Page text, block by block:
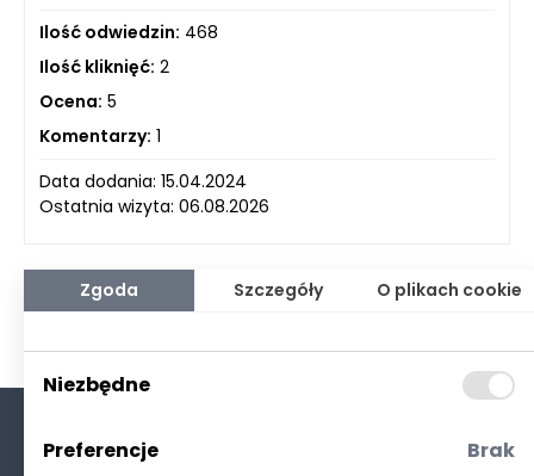
Ilość odwiedzin: 468
Ilość kliknięć: 2
Ocena: 5
Komentarzy: 1
Data dodania: 15.04.2024
Ostatnia wizyta: 06.08.2026
Zgoda Szczegóły O plikach cookie
Niezbędne
Preferencje Brak